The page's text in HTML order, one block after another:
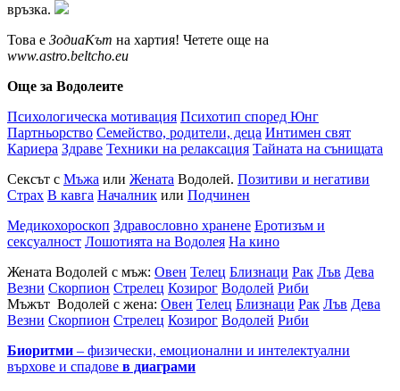
връзка.
Това е ЗодиаКът на хартия! Четете още на
www.astro.beltcho.eu
Още за Водолеите
Психологическа мотивация Психотип според Юнг
Партньорство Семейство, родители, деца Интимен свят
Кариера Здраве Техники на релаксация Тайната на сънищата
Сексът с Мъжа или Жената Водолей. Позитиви и негативи
Страх В кавга Началник или Подчинен
Медикохороскоп Здравословно хранене Еротизъм и
сексуалност Лошотията на Водолея На кино
Жената Водолей с мъж: Овен Телец Близнаци Рак Лъв Дева
Везни Скорпион Стрелец Козирог Водолей Риби
Мъжът Водолей с жена: Овен Телец Близнаци Рак Лъв Дева
Везни Скорпион Стрелец Козирог Водолей Риби
Биоритми – физически, емоционални и интелектуални
върхове и спадове в диаграми